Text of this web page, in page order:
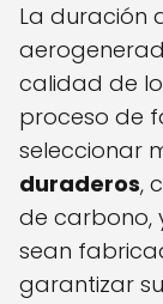
La duración
calidad de
proceso de
seleccionar
duraderos,
de carbono,
sean
garantizar